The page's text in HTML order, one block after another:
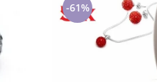
-61%